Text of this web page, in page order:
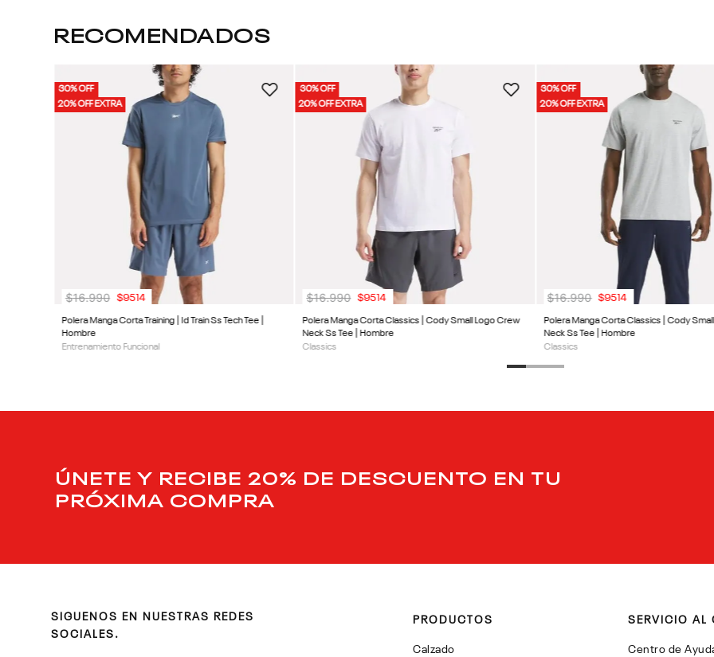
RECOMENDADOS
30% OFF
20% OFF EXTRA
Polera Manga Corta Training | Id Train Ss Tech Tee |
Hombre
Entrenamiento Funcional
$16.990 $9514
30% OFF
20% OFF EXTRA
Polera Manga Corta Classics | Cody Small Logo Crew
Neck Ss Tee | Hombre
Classics
$16.990 $9514
30% OFF
20% OFF EXTRA
Polera Manga Corta Classics | Cody
Neck Ss Tee | Hombre
Classics
$16.990 $9514
ÚNETE Y RECIBE 20% DE DESCUENTO EN TU
PRÓXIMA COMPRA
SIGUENOS EN NUESTRAS REDES
SOCIALES.
PRODUCTOS
Calzado
SERVICIO AL
Centro de